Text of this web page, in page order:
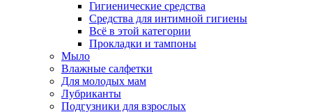
Гигиенические средства
Средства для интимной гигиены
Всё в этой категории
Прокладки и тампоны
Мыло
Влажные салфетки
Для молодых мам
Лубриканты
Подгузники для взрослых